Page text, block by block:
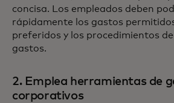
concisa. Los empleados deben
rápidamente los gastos
preferidos y los procedimientos
gastos.
2. Emplea herramientas de
corporativos